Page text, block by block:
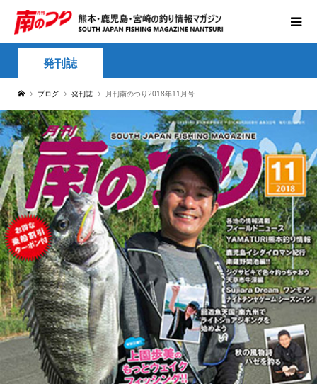
発刊誌
ブログ 発刊誌 月刊南のつり2018年11月号